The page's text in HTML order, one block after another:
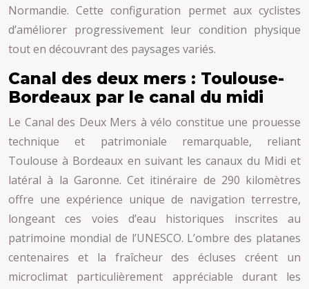
Normandie. Cette configuration permet aux cyclistes
d’améliorer progressivement leur condition physique
tout en découvrant des paysages variés.
Canal des deux mers : Toulouse-
Bordeaux par le canal du midi
Le Canal des Deux Mers à vélo constitue une prouesse
technique et patrimoniale remarquable, reliant
Toulouse à Bordeaux en suivant les canaux du Midi et
latéral à la Garonne. Cet itinéraire de 290 kilomètres
offre une expérience unique de navigation terrestre,
longeant ces voies d’eau historiques inscrites au
patrimoine mondial de l’UNESCO. L’ombre des platanes
centenaires et la fraîcheur des écluses créent un
microclimat particulièrement appréciable durant les